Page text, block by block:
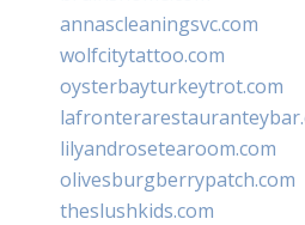
annascleaningsvc.com
wolfcitytattoo.com
oysterbayturkeytrot.com
lilyandrosetearoom.com
olivesburgberrypatch.com
theslushkids.com